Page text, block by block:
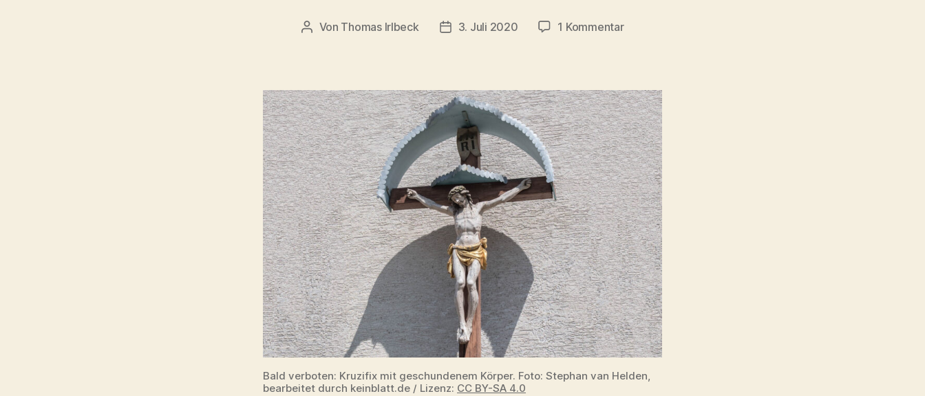
Beitragsautor
Von Thomas Irlbeck Veröffentlichungsdatum
3. Juli 2020 1 Kommentarzu
Toter/Schwerverletzter
bald
strafbar.
Kruzifixe
müssen
auch
verschwinden
Bald verboten: Kruzifix mit geschundenem Körper. Foto: Stephan van Helden,
bearbeitet durch keinblatt.de / Lizenz: CC BY-SA 4.0